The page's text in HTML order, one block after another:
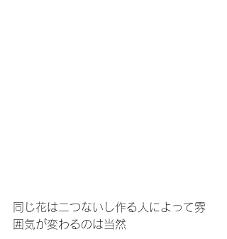
同じ花は二つないし作る人によって雰
囲気が変わるのは当然